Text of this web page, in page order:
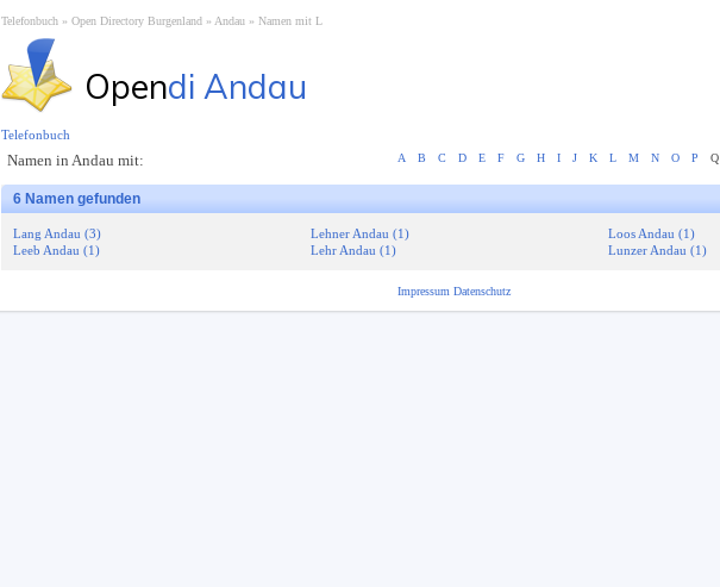
Telefonbuch Open Directory Burgenland Andau Namen mit L
Opendi Andau
Namen in Andau mit: A B C D E F G H I J K L M N O P Q
6 Namen gefunden
Lang Andau (3)
Leeb Andau (1)
Lehner Andau (1)
Lehr Andau (1)
Loos Andau (1)
Lunzer Andau (1)
Telefonbuch
Impressum Datenschutz